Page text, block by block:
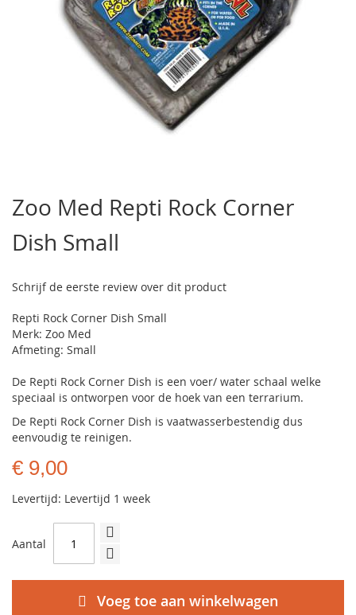
het
begin
van
de
gallerij
Zoo Med Repti Rock Corner
Dish Small
Schrijf de eerste review over dit product
Repti Rock Corner Dish Small
Merk: Zoo Med
Afmeting: Small
De Repti Rock Corner Dish is een voer/ water schaal welke
speciaal is ontworpen voor de hoek van een terrarium.
De Repti Rock Corner Dish is vaatwasserbestendig dus
eenvoudig te reinigen.
€ 9,00
Levertijd: Levertijd 1 week
Aantal
Voeg toe aan winkelwagen